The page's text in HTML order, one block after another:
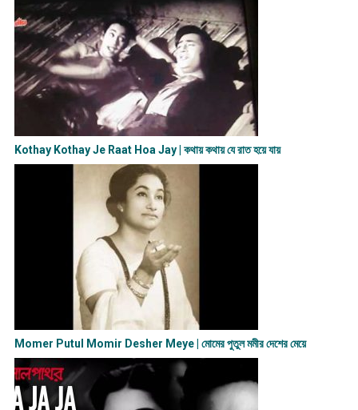
Kothay Kothay Je Raat Hoa Jay | কথায় কথায় যে রাত হয়ে যায়
Momer Putul Momir Desher Meye | মোমের পুতুল মমীর দেশের মেয়ে